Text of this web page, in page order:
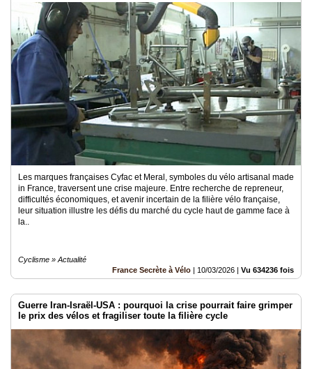
Les marques françaises Cyfac et Meral, symboles du vélo artisanal made
in France, traversent une crise majeure. Entre recherche de repreneur,
difficultés économiques, et avenir incertain de la filière vélo française,
leur situation illustre les défis du marché du cycle haut de gamme face à
la..
Cyclisme » Actualité
France Secrète à Vélo | 10/03/2026 | Vu 634236 fois
Guerre Iran-Israël-USA : pourquoi la crise pourrait faire grimper
le prix des vélos et fragiliser toute la filière cycle